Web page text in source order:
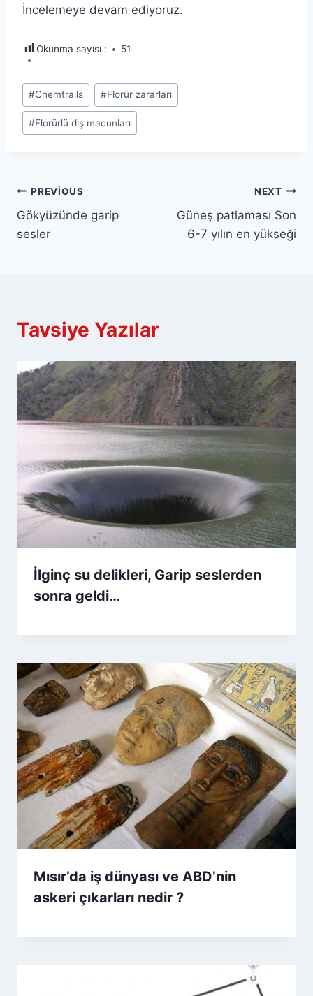
İncelemeye devam ediyoruz.
Okunma sayısı : 51
Post
Tags:
#Chemtrails #Florür zararları
#Florürlü diş macunları
Yazı
gezinmesi
PREVIOUS
Gökyüzünde garip
sesler
NEXT
Güneş patlaması Son
6-7 yılın en yükseği
Tavsiye Yazılar
İlginç su delikleri, Garip seslerden
sonra geldi…
Mısır’da iş dünyası ve ABD’nin
askeri çıkarları nedir ?